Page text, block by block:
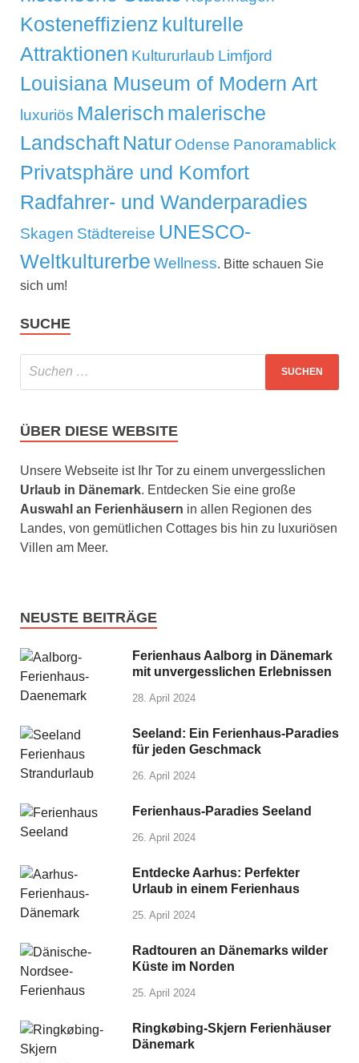
Kosteneffizienz kulturelle
Attraktionen Kultururlaub Limfjord
Louisiana Museum of Modern Art
luxuriös Malerisch malerische
Landschaft Natur Odense Panoramablick
Privatsphäre und Komfort
Radfahrer- und Wanderparadies
Skagen Städtereise UNESCO-
Weltkulturerbe Wellness. Bitte schauen Sie
sich um!
SUCHE
ÜBER DIESE WEBSITE
Unsere Webseite ist Ihr Tor zu einem unvergesslichen
Urlaub in Dänemark. Entdecken Sie eine große
Auswahl an Ferienhäusern in allen Regionen des
Landes, von gemütlichen Cottages bis hin zu luxuriösen
Villen am Meer.
NEUSTE BEITRÄGE
Ferienhaus Aalborg in Dänemark
mit unvergesslichen Erlebnissen
28. April 2024
Seeland: Ein Ferienhaus-Paradies
für jeden Geschmack
26. April 2024
Ferienhaus-Paradies Seeland
26. April 2024
Entdecke Aarhus: Perfekter
Urlaub in einem Ferienhaus
25. April 2024
Radtouren an Dänemarks wilder
Küste im Norden
25. April 2024
Ringkøbing-Skjern Ferienhäuser
Dänemark